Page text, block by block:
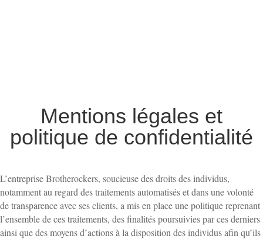
Mentions légales et
politique de confidentialité
L’entreprise Brotherockers, soucieuse des droits des individus,
notamment au regard des traitements automatisés et dans une volonté
de transparence avec ses clients, a mis en place une politique reprenant
l’ensemble de ces traitements, des finalités poursuivies par ces derniers
ainsi que des moyens d’actions à la disposition des individus afin qu’ils